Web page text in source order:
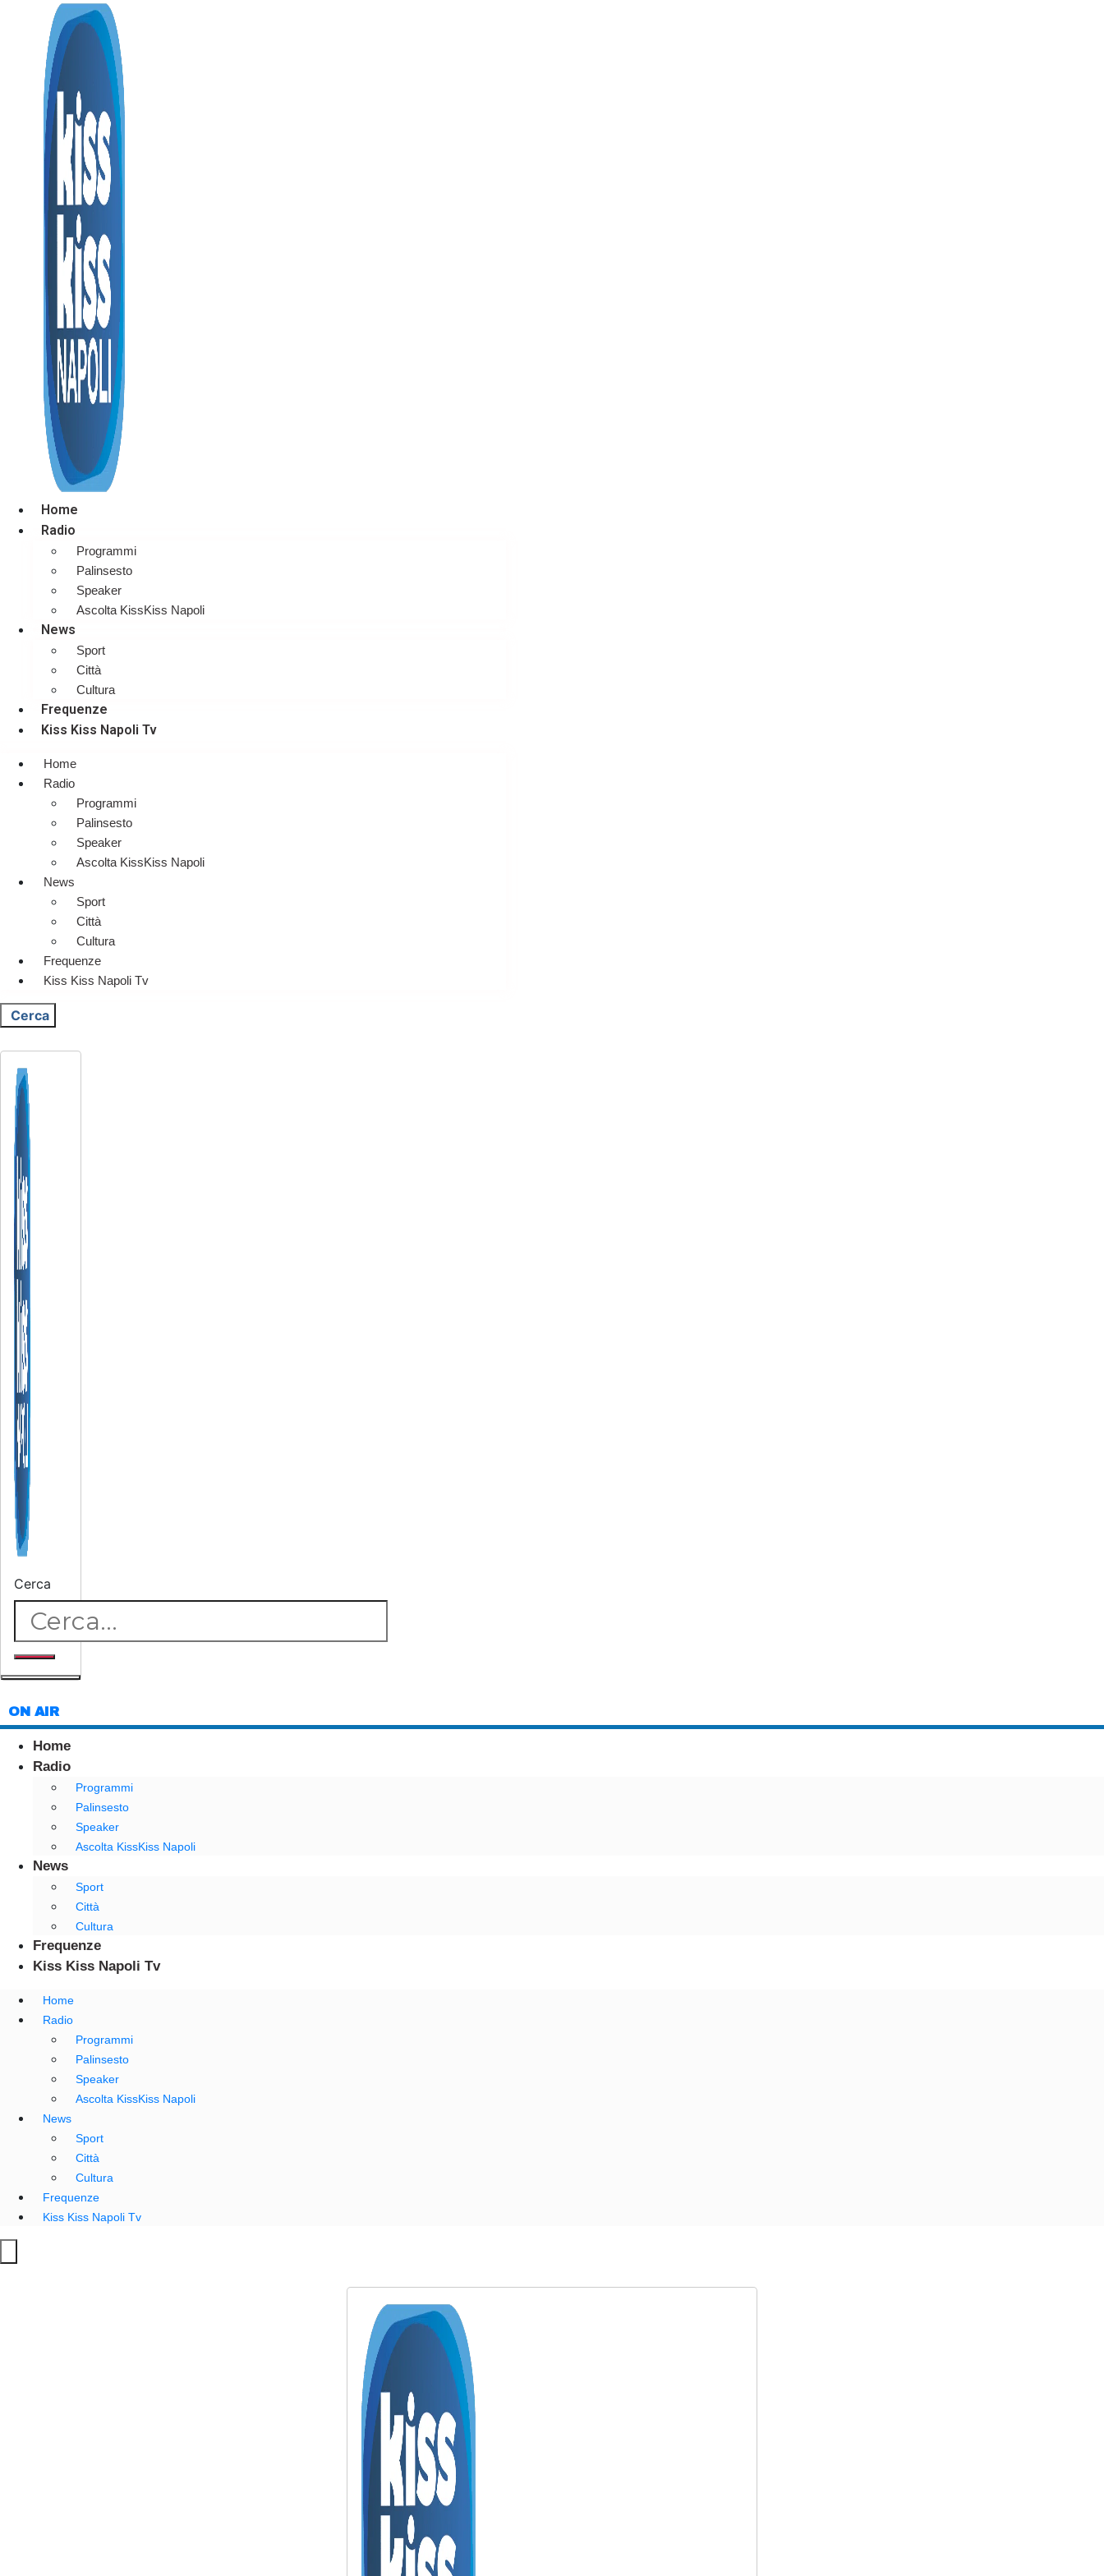
Home
Radio
Programmi
Palinsesto
Speaker
Ascolta KissKiss Napoli
News
Sport
Città
Cultura
Frequenze
Kiss Kiss Napoli Tv
Home
Radio
Programmi
Palinsesto
Speaker
Ascolta KissKiss Napoli
News
Sport
Città
Cultura
Frequenze
Kiss Kiss Napoli Tv
Cerca
Cerca
ON AIR
Home
Radio
Programmi
Palinsesto
Speaker
Ascolta KissKiss Napoli
News
Sport
Città
Cultura
Frequenze
Kiss Kiss Napoli Tv
Home
Radio
Programmi
Palinsesto
Speaker
Ascolta KissKiss Napoli
News
Sport
Città
Cultura
Frequenze
Kiss Kiss Napoli Tv